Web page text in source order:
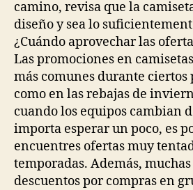
camino, revisa que la
diseño y sea lo
¿Cuándo aprovechar las
Las promociones en
más comunes durante ciertos
como en las rebajas de
cuando los equipos cambian
importa esperar un poco, es
encuentres ofertas muy
temporadas. Además,
descuentos por compras en